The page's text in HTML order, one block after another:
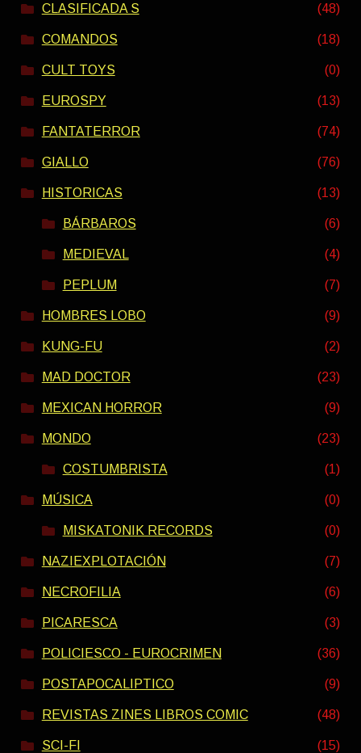
CLASIFICADA S (48)
COMANDOS (18)
CULT TOYS (0)
EUROSPY (13)
FANTATERROR (74)
GIALLO (76)
HISTORICAS (13)
BÁRBAROS (6)
MEDIEVAL (4)
PEPLUM (7)
HOMBRES LOBO (9)
KUNG-FU (2)
MAD DOCTOR (23)
MEXICAN HORROR (9)
MONDO (23)
COSTUMBRISTA (1)
MÚSICA (0)
MISKATONIK RECORDS (0)
NAZIEXPLOTACIÓN (7)
NECROFILIA (6)
PICARESCA (3)
POLICIESCO - EUROCRIMEN (36)
POSTAPOCALIPTICO (9)
REVISTAS ZINES LIBROS COMIC (48)
SCI-FI (15)